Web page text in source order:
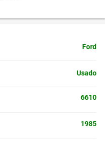
Ford
Usado
6610
1985